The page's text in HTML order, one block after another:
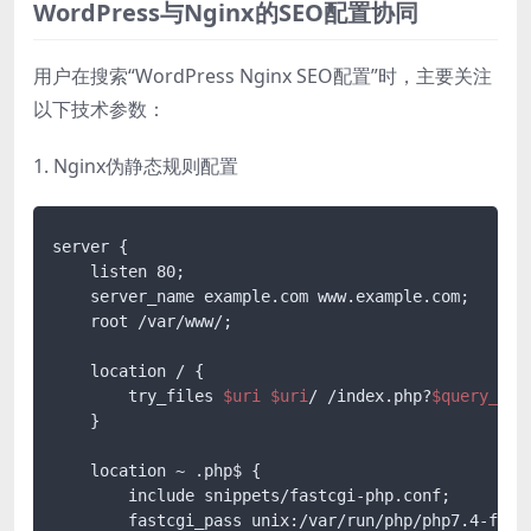
WordPress与Nginx的SEO配置协同
用户在搜索“WordPress Nginx SEO配置”时，主要关注
以下技术参数：
1. Nginx伪静态规则配置
server {
    listen 80;
    server_name example.com www.example.com;
    root /var/www/;
    location / {
        try_files
$uri $uri / /index.php?
    }
    location ~ .php$ {
        include snippets/fastcgi-php.conf;
fastcgi_pass unix:/var/run/php/php7.4-